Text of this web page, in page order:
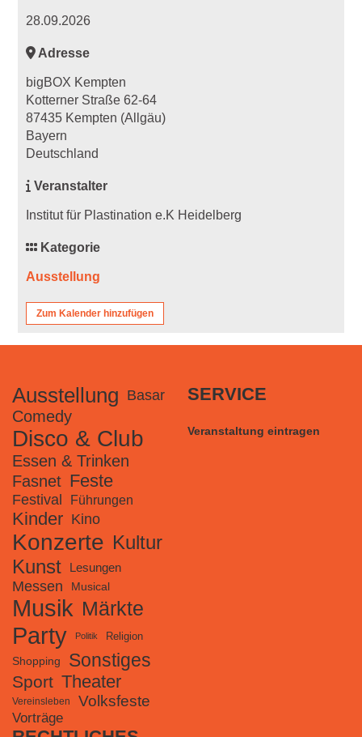
28.09.2026
Adresse
bigBOX Kempten
Kotterner Straße 62-64
87435 Kempten (Allgäu)
Bayern
Deutschland
Veranstalter
Institut für Plastination e.K Heidelberg
Kategorie
Ausstellung
Zum Kalender hinzufügen
Ausstellung Basar
Comedy
Disco & Club
Essen & Trinken
Fasnet Feste
Festival Führungen
Kinder Kino
Konzerte Kultur
Kunst Lesungen
Messen Musical
Musik Märkte
Party Politik Religion
Shopping Sonstiges
Sport Theater
Vereinsleben Volksfeste
Vorträge
SERVICE
Veranstaltung eintragen